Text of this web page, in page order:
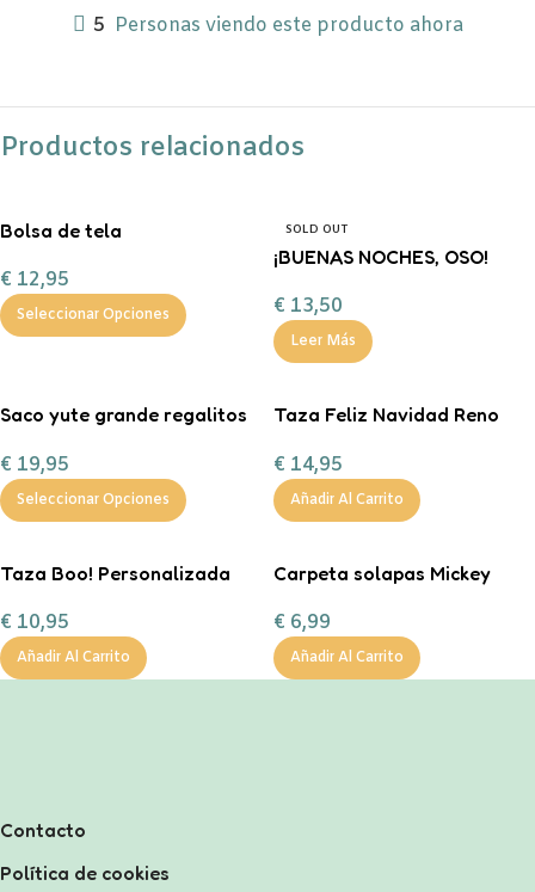
5 Personas viendo este producto ahora
Productos relacionados
Bolsa de tela
€ 12,95
Seleccionar Opciones
SOLD OUT
¡BUENAS NOCHES, OSO!
€ 13,50
Leer Más
Saco yute grande regalitos
€ 19,95
Seleccionar Opciones
Taza Feliz Navidad Reno
personalizable con
chocolate a la taza, nub
€ 14,95
Añadir Al Carrito
Taza Boo! Personalizada
€ 10,95
Añadir Al Carrito
Carpeta solapas Mickey
€ 6,99
Añadir Al Carrito
Contacto
Política de cookies